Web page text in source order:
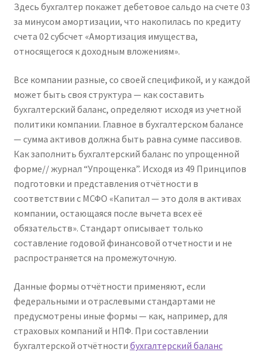
Здесь бухгалтер покажет дебетовое сальдо на счете 03
за минусом амортизации, что накопилась по кредиту
счета 02 субсчет «Амортизация имущества,
относящегося к доходным вложениям».
Все компании разные, со своей спецификой, и у каждой
может быть своя структура — как составить
бухгалтерский баланс, определяют исходя из учетной
политики компании. Главное в бухгалтерском балансе
— сумма активов должна быть равна сумме пассивов.
Как заполнить бухгалтерский баланс по упрощенной
форме// журнал “Упрощенка”. Исходя из 49 Принципов
подготовки и представления отчётности в
соответствии с МСФО «Капитал — это доля в активах
компании, остающаяся после вычета всех её
обязательств». Стандарт описывает только
составление годовой финансовой отчетности и не
распространяется на промежуточную.
Данные формы отчётности применяют, если
федеральными и отраслевыми стандартами не
предусмотрены иные формы — как, например, для
страховых компаний и НПФ. При составлении
бухгалтерской отчётности бухгалтерский баланс